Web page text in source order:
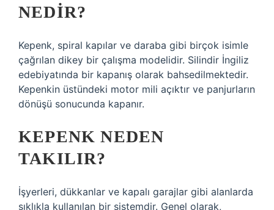
NEDIR?
Kepenk, spiral kapılar ve daraba gibi birçok isimle
çağrılan dikey bir çalışma modelidir. Silindir İngiliz
edebiyatında bir kapanış olarak bahsedilmektedir.
Kepenkin üstündeki motor mili açıktır ve panjurların
dönüşü sonucunda kapanır.
KEPENK NEDEN
TAKILIR?
İşyerleri, dükkanlar ve kapalı garajlar gibi alanlarda
sıklıkla kullanılan bir sistemdir. Genel olarak,